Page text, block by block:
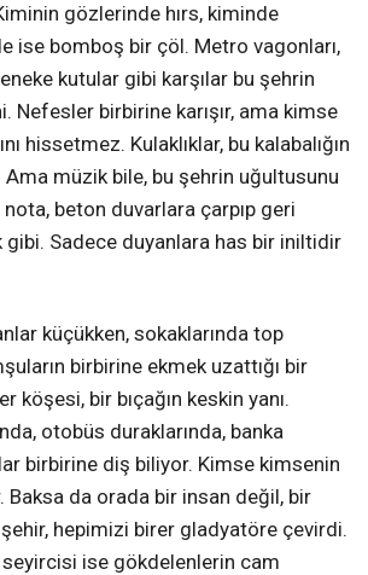
gözlerinde hırs, kiminde
ise bomboş bir çöl. Metro vagonları,
teneke kutular gibi karşılar bu şehrin
Nefesler birbirine karışır, ama kimse
hissetmez. Kulaklıklar, bu kalabalığın
Ama müzik bile, bu şehrin uğultusunu
nota, beton duvarlara çarpıp geri
gibi. Sadece duyanlara has bir iniltidir
küçükken, sokaklarında top
birbirine ekmek uzattığı bir
köşesi, bir bıçağın keskin yanı.
otobüs duraklarında, banka
birbirine diş biliyor. Kimse kimsenin
Baksa da orada bir insan değil, bir
hepimizi birer gladyatöre çevirdi.
seyircisi ise gökdelenlerin cam